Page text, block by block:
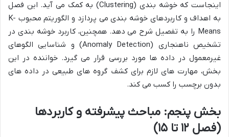
اینجاست که خوشه بندی (Clustering) به کمک می آید. این فصل
به اهداف و کاربردهای خوشه بندی می پردازد و الگوریتم محبوب K-
Means را به تفصیل شرح می دهد. همچنین، کاربرد خوشه بندی در
تشخیص ناهنجاری (Anomaly Detection) و شناسایی الگوهای
غیرمعمول در داده ها مورد بررسی قرار می گیرد. خواننده در این
بخش، مهارت های لازم برای کشف گروه های طبیعی در داده های
بدون برچسب را کسب می کند.
بخش پنجم: مباحث پیشرفته و کاربردها
(فصل ۱۲ تا ۱۵)